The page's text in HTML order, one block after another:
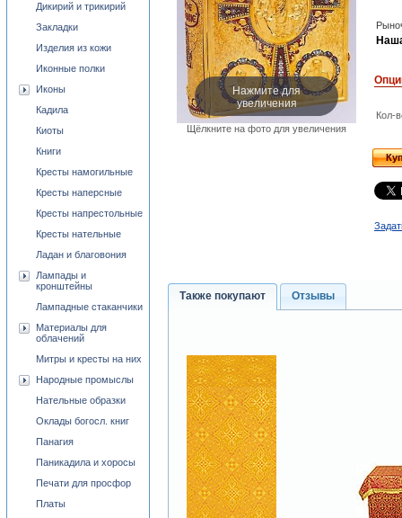
Нажмите для
увеличения
Щёлкните на фото для увеличения
Кол-
Также покупают Отзывы
Дикирий и трикирий
Закладки
Изделия из кожи
Иконные полки
Иконы
Кадила
Киоты
Книги
Кресты намогильные
Кресты наперсные
Кресты напрестольные
Кресты нательные
Ладан и благовония
Лампады и
кронштейны
Лампадные стаканчики
Материалы для
облачений
Митры и кресты на них
Народные промыслы
Нательные образки
Оклады богосл. книг
Панагия
Паникадила и хоросы
Печати для просфор
Платы